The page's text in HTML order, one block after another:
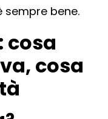
sempre bene.
cosa
cosa